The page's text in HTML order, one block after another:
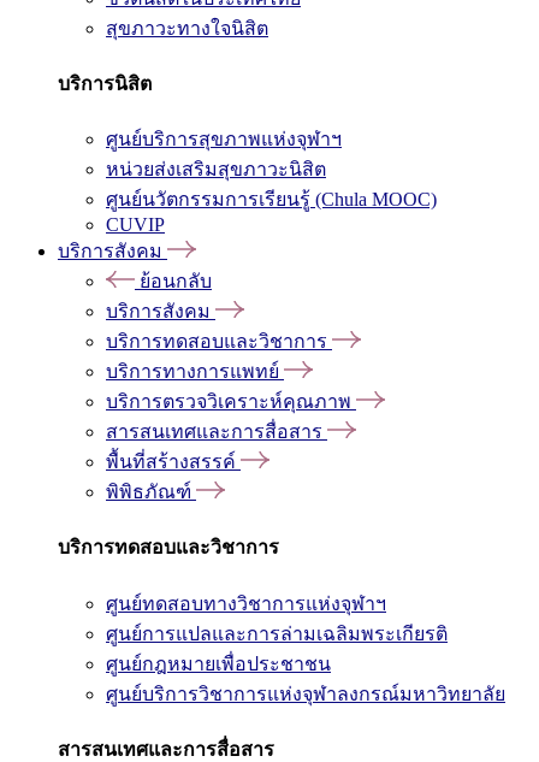
สุขภาวะทางใจนิสิต
บริการนิสิต
ศูนย์บริการสุขภาพแห่งจุฬาฯ
หน่วยส่งเสริมสุขภาวะนิสิต
ศูนย์นวัตกรรมการเรียนรู้ (Chula MOOC)
CUVIP
บริการสังคม
ย้อนกลับ
บริการสังคม
บริการทดสอบและวิชาการ
บริการทางการแพทย์
บริการตรวจวิเคราะห์คุณภาพ
สารสนเทศและการสื่อสาร
พื้นที่สร้างสรรค์
พิพิธภัณฑ์
บริการทดสอบและวิชาการ
ศูนย์ทดสอบทางวิชาการแห่งจุฬาฯ
ศูนย์การแปลและการล่ามเฉลิมพระเกียรติ
ศูนย์กฎหมายเพื่อประชาชน
ศูนย์บริการวิชาการแห่งจุฬาลงกรณ์มหาวิทยาลัย
สารสนเทศและการสื่อสาร